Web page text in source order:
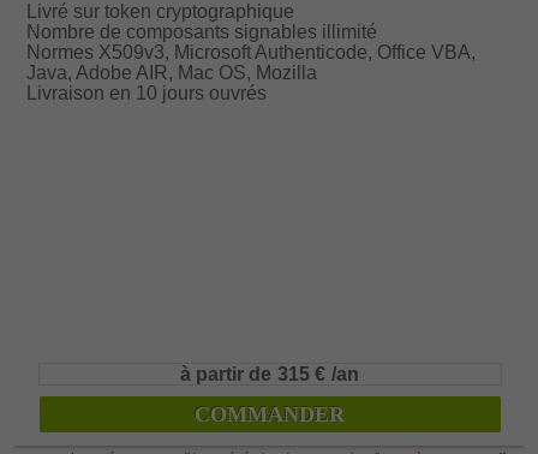
à partir de 315 € /an
Livré sur token cryptographique
Nombre de composants signables illimité
Normes X509v3, Microsoft Authenticode, Office VBA,
Java, Adobe AIR, Mac OS, Mozilla
Livraison en 10 jours ouvrés
COMMANDER